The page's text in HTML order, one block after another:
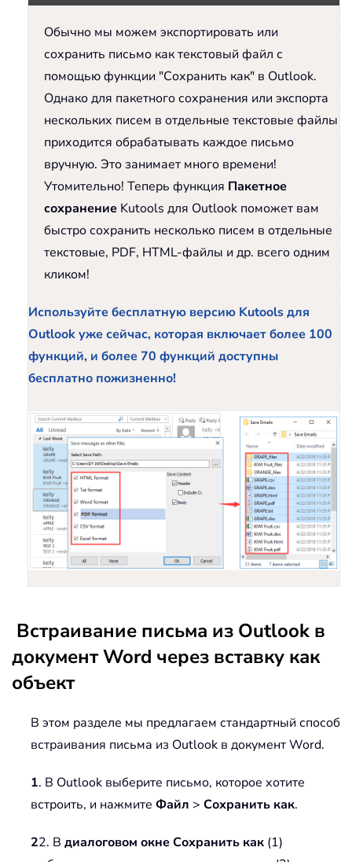
Обычно мы можем экспортировать или
сохранить письмо как текстовый файл с
помощью функции "Сохранить как" в Outlook.
Однако для пакетного сохранения или экспорта
нескольких писем в отдельные текстовые файлы
приходится обрабатывать каждое письмо
вручную. Это занимает много времени!
Утомительно! Теперь функция Пакетное
сохранение Kutools для Outlook поможет вам
быстро сохранить несколько писем в отдельные
текстовые, PDF, HTML-файлы и др. всего одним
кликом!
Используйте бесплатную версию Kutools для
Outlook уже сейчас, которая включает более 100
функций, и более 70 функций доступны
бесплатно пожизненно!
Встраивание письма из Outlook в
документ Word через вставку как
объект
В этом разделе мы предлагаем стандартный способ
встраивания письма из Outlook в документ Word.
1. В Outlook выберите письмо, которое хотите
встроить, и нажмите Файл > Сохранить как.
22. В диалоговом окне Сохранить как (1)